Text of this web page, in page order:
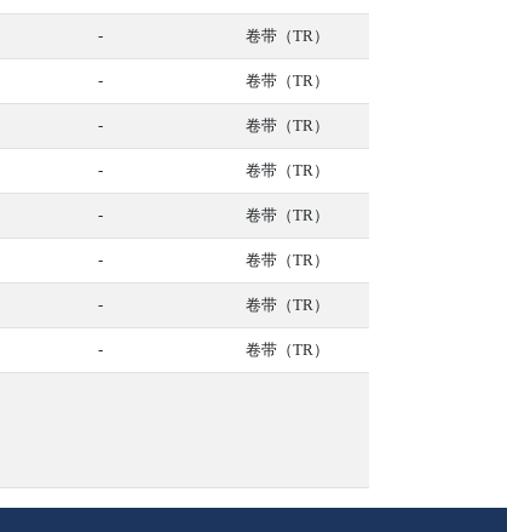
- 卷带（TR）
- 卷带（TR）
- 卷带（TR）
- 卷带（TR）
- 卷带（TR）
- 卷带（TR）
- 卷带（TR）
- 卷带（TR）